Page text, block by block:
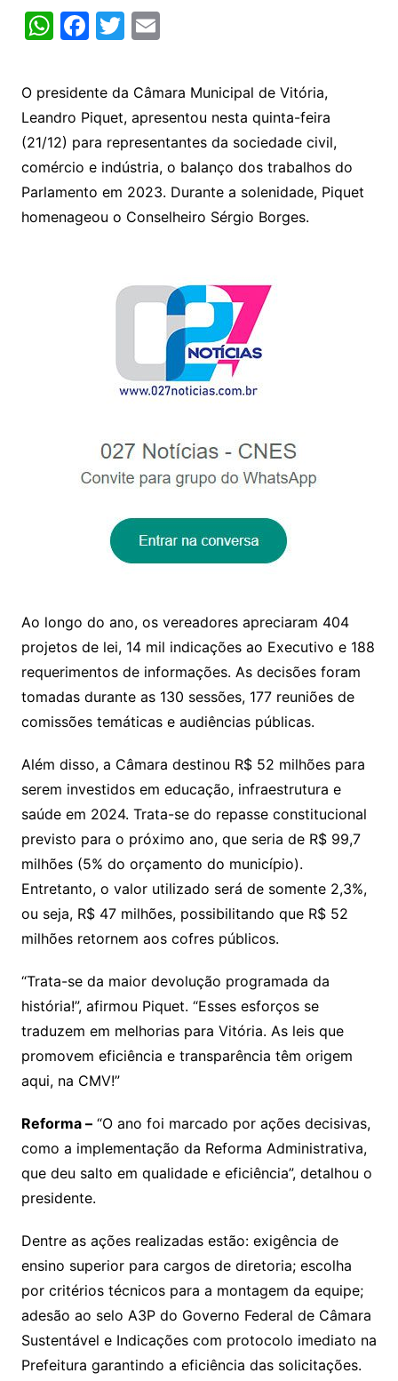
W
at
s
A
p
p
F
c
e
b
o
o
k
T
itt
er
E
ai
l
O presidente da Câmara Municipal de Vitória,
Leandro Piquet, apresentou nesta quinta-feira
(21/12) para representantes da sociedade civil,
comércio e indústria, o balanço dos trabalhos do
Parlamento em 2023. Durante a solenidade, Piquet
homenageou o Conselheiro Sérgio Borges.
Ao longo do ano, os vereadores apreciaram 404
projetos de lei, 14 mil indicações ao Executivo e 188
requerimentos de informações. As decisões foram
tomadas durante as 130 sessões, 177 reuniões de
comissões temáticas e audiências públicas.
Além disso, a Câmara destinou R$ 52 milhões para
serem investidos em educação, infraestrutura e
saúde em 2024. Trata-se do repasse constitucional
previsto para o próximo ano, que seria de R$ 99,7
milhões (5% do orçamento do município).
Entretanto, o valor utilizado será de somente 2,3%,
ou seja, R$ 47 milhões, possibilitando que R$ 52
milhões retornem aos cofres públicos.
“Trata-se da maior devolução programada da
história!”, afirmou Piquet. “Esses esforços se
traduzem em melhorias para Vitória. As leis que
promovem eficiência e transparência têm origem
aqui, na CMV!”
Reforma –“O ano foi marcado por ações decisivas,
como a implementação da Reforma Administrativa,
que deu salto em qualidade e eficiência”, detalhou o
presidente.
Dentre as ações realizadas estão: exigência de
ensino superior para cargos de diretoria; escolha
por critérios técnicos para a montagem da equipe;
adesão ao selo A3P do Governo Federal de Câmara
Sustentável e Indicações com protocolo imediato na
Prefeitura garantindo a eficiência das solicitações.